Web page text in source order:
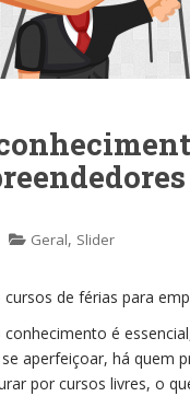
Geral, Slider
de férias para
é
aperfeiçoar, há quem
por cursos livres, o